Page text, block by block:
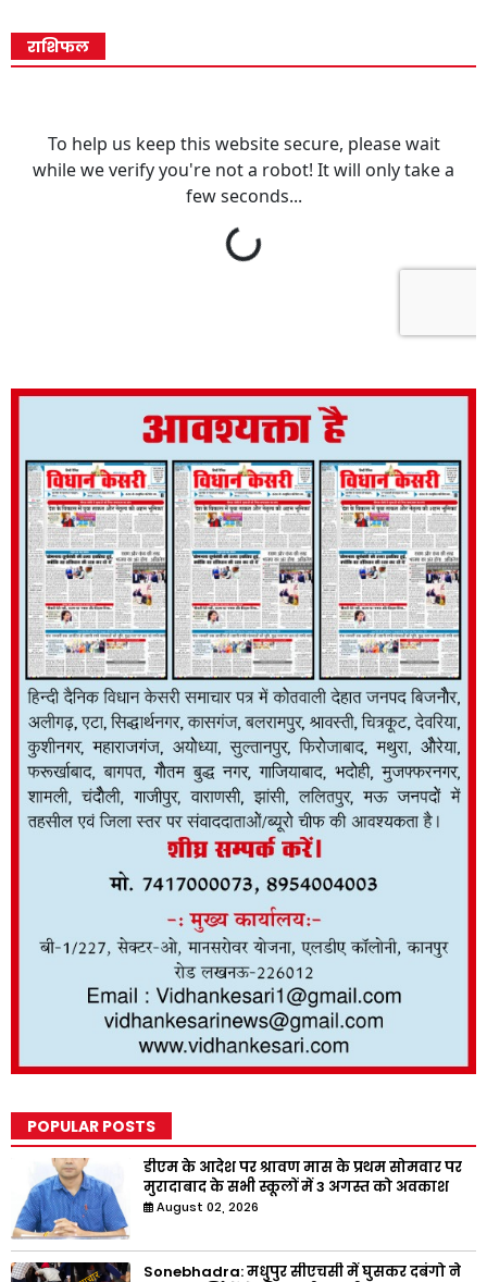
राशिफल
POPULAR POSTS
डीएम के आदेश पर श्रावण मास के प्रथम सोमवार पर
मुरादाबाद के सभी स्कूलों में 3 अगस्त को अवकाश
August 02, 2026
Sonebhadra: मधुपुर सीएचसी में घुसकर दबंगो ने